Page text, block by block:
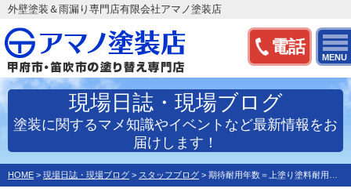
電話
MENU
外壁塗装＆雨漏り専門店有限会社アマノ塗装店
現場日誌・現場ブログ
塗装に関するマメ知識やイベントなど最新情報をお
届けします！
HOME > 現場日誌・現場ブログ > スタッフブログ > 期待耐用年数＝上塗り塗料耐用年数＋１０年!!